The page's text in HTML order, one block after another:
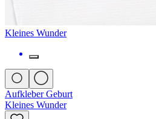
Kleines Wunder
Aufkleber Geburt
Kleines Wunder